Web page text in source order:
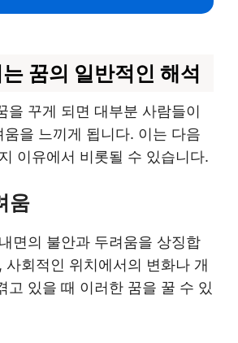
꿈의 일반적인 해석
을 꾸게 되면 대부분 사람들이
을 느끼게 됩니다. 이는 다음
이유에서 비롯될 수 있습니다.
움
면의 불안과 두려움을 상징합
사회적인 위치에서의 변화나 개
고 있을 때 이러한 꿈을 꿀 수 있